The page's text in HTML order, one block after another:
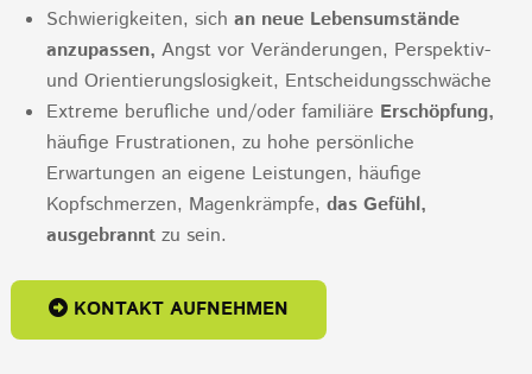
Schwierigkeiten, sich an neue Lebensumstände
anzupassen, Angst vor Veränderungen, Perspektiv-
und Orientierungslosigkeit, Entscheidungsschwäche
Extreme berufliche und/oder familiäre Erschöpfung,
häufige Frustrationen, zu hohe persönliche
Erwartungen an eigene Leistungen, häufige
Kopfschmerzen, Magenkrämpfe, das Gefühl,
ausgebranntzu sein.
KONTAKT AUFNEHMEN